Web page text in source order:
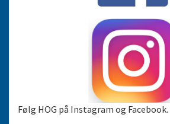
Følg HOG på Instagram og Facebook.